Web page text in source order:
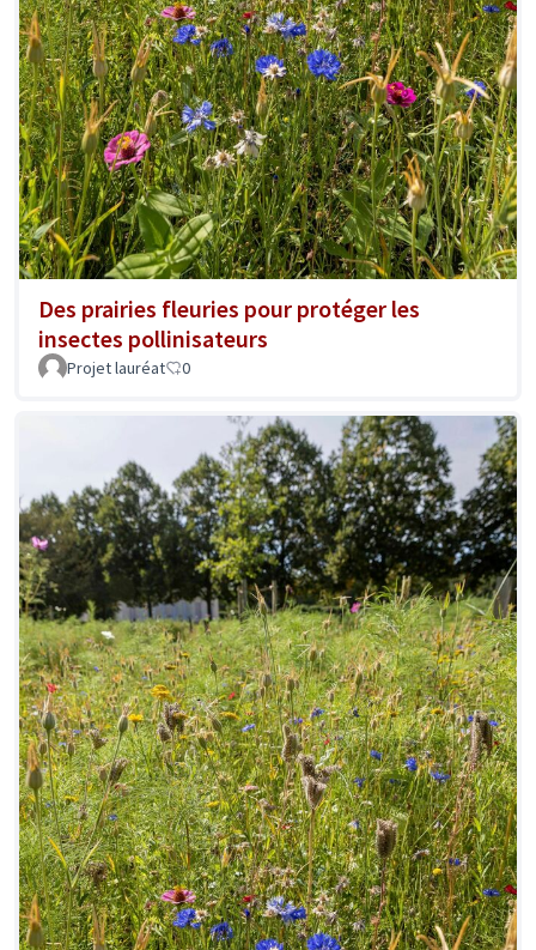
Des prairies fleuries pour protéger les
insectes pollinisateurs
Projet lauréat 0